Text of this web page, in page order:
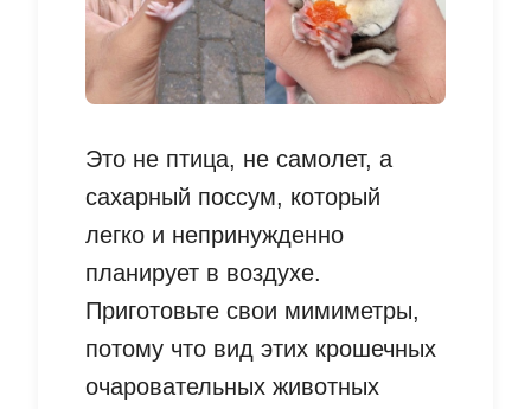
Это не птица, не самолет, а
сахарный поссум, который
легко и непринужденно
планирует в воздухе.
Приготовьте свои мимиметры,
потому что вид этих крошечных
очаровательных животных